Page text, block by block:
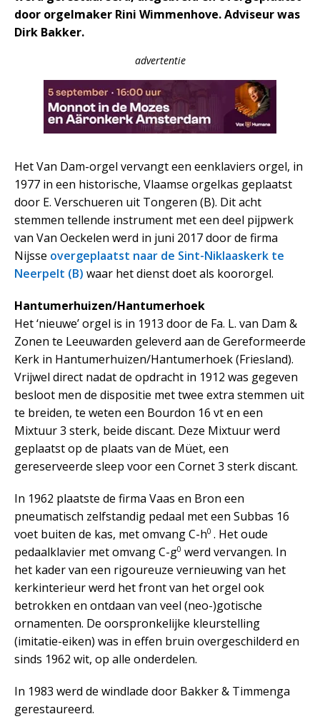
door orgelmaker Rini Wimmenhove. Adviseur was
Dirk Bakker.
advertentie
Het Van Dam-orgel vervangt een eenklaviers orgel, in
1977 in een historische, Vlaamse orgelkas geplaatst
door E. Verschueren uit Tongeren (B). Dit acht
stemmen tellende instrument met een deel pijpwerk
van Van Oeckelen werd in juni 2017 door de firma
Nijsse overgeplaatst naar de Sint-Niklaaskerk te
Neerpelt (B) waar het dienst doet als koororgel.
Hantumerhuizen/Hantumerhoek
Het ‘nieuwe’ orgel is in 1913 door de Fa. L. van Dam &
Zonen te Leeuwarden geleverd aan de Gereformeerde
Kerk in Hantumerhuizen/Hantumerhoek (Friesland).
Vrijwel direct nadat de opdracht in 1912 was gegeven
besloot men de dispositie met twee extra stemmen uit
te breiden, te weten een Bourdon 16 vt en een
Mixtuur 3 sterk, beide discant. Deze Mixtuur werd
geplaatst op de plaats van de Müet, een
gereserveerde sleep voor een Cornet 3 sterk discant.
In 1962 plaatste de firma Vaas en Bron een
pneumatisch zelfstandig pedaal met een Subbas 16
voet buiten de kas, met omvang C-h0 . Het oude
pedaalklavier met omvang C-g0 werd vervangen. In
het kader van een rigoureuze vernieuwing van het
kerkinterieur werd het front van het orgel ook
betrokken en ontdaan van veel (neo-)gotische
ornamenten. De oorspronkelijke kleurstelling
(imitatie-eiken) was in effen bruin overgeschilderd en
sinds 1962 wit, op alle onderdelen.
In 1983 werd de windlade door Bakker & Timmenga
gerestaureerd.